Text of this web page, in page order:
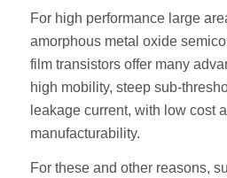
For high performance large
amorphous metal oxide
film transistors offer many
high mobility, steep sub-
leakage current, with low cost
manufacturability.
For these and other reasons,